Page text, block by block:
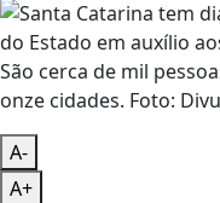
São cerca de mil
onze cidades. Foto:
A-
A+